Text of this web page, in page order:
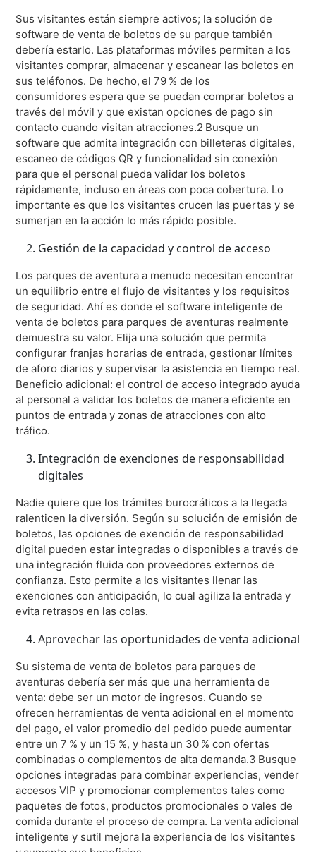
Sus visitantes están siempre activos; la solución de
software de venta de boletos de su parque también
debería estarlo. Las plataformas móviles permiten a los
visitantes comprar, almacenar y escanear las boletos en
sus teléfonos. De hecho, el 79 % de los
consumidores espera que se puedan comprar boletos a
través del móvil y que existan opciones de pago sin
contacto cuando visitan atracciones.2 Busque un
software que admita integración con billeteras digitales,
escaneo de códigos QR y funcionalidad sin conexión
para que el personal pueda validar los boletos
rápidamente, incluso en áreas con poca cobertura. Lo
importante es que los visitantes crucen las puertas y se
sumerjan en la acción lo más rápido posible.
Gestión de la capacidad y control de acceso
Los parques de aventura a menudo necesitan encontrar
un equilibrio entre el flujo de visitantes y los requisitos
de seguridad. Ahí es donde el software inteligente de
venta de boletos para parques de aventuras realmente
demuestra su valor. Elija una solución que permita
configurar franjas horarias de entrada, gestionar límites
de aforo diarios y supervisar la asistencia en tiempo real.
Beneficio adicional: el control de acceso integrado ayuda
al personal a validar los boletos de manera eficiente en
puntos de entrada y zonas de atracciones con alto
tráfico.
Integración de exenciones de responsabilidad
digitales
Nadie quiere que los trámites burocráticos a la llegada
ralenticen la diversión. Según su solución de emisión de
boletos, las opciones de exención de responsabilidad
digital pueden estar integradas o disponibles a través de
una integración fluida con proveedores externos de
confianza. Esto permite a los visitantes llenar las
exenciones con anticipación, lo cual agiliza la entrada y
evita retrasos en las colas.
Aprovechar las oportunidades de venta adicional
Su sistema de venta de boletos para parques de
aventuras debería ser más que una herramienta de
venta: debe ser un motor de ingresos. Cuando se
ofrecen herramientas de venta adicional en el momento
del pago, el valor promedio del pedido puede aumentar
entre un 7 % y un 15 %, y hasta un 30 % con ofertas
combinadas o complementos de alta demanda.3 Busque
opciones integradas para combinar experiencias, vender
accesos VIP y promocionar complementos tales como
paquetes de fotos, productos promocionales o vales de
comida durante el proceso de compra. La venta adicional
inteligente y sutil mejora la experiencia de los visitantes